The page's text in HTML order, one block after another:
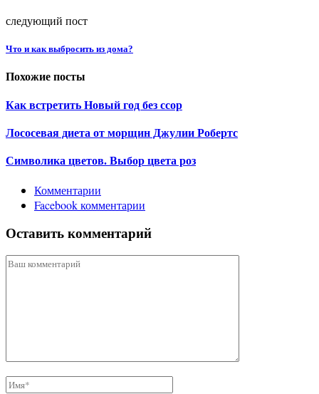
следующий пост
Что и как выбросить из дома?
Похожие посты
Как встретить Новый год без ссор
Лососевая диета от морщин Джулии Робертс
Символика цветов. Выбор цвета роз
Комментарии
Facebook комментарии
Оставить комментарий